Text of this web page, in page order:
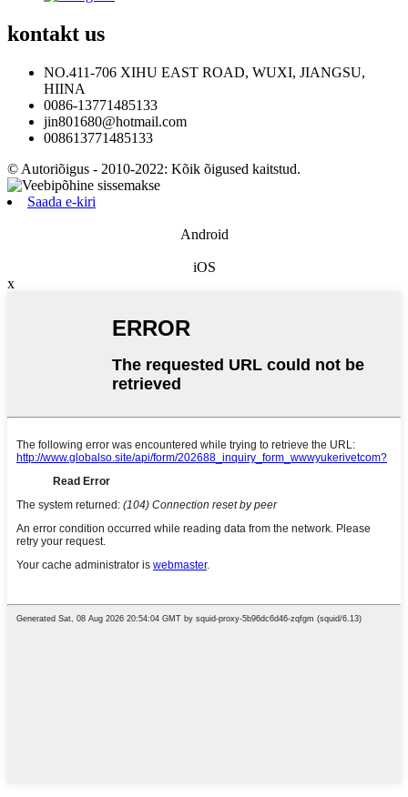
kontakt us
NO.411-706 XIHU EAST ROAD, WUXI, JIANGSU,
HIINA
0086-13771485133
jin801680@hotmail.com
008613771485133
© Autoriõigus - 2010-2022: Kõik õigused kaitstud.
Saada e-kiri
Android
iOS
x